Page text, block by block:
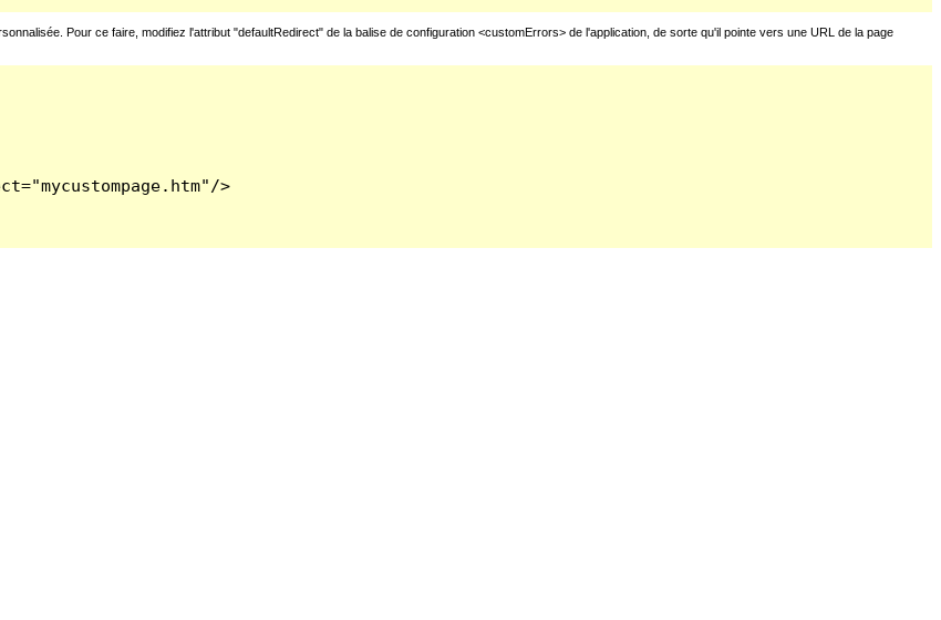
Pour ce faire, modifiez l'attribut "defaultRedirect" de la balise de configuration <customErrors> de l'application, de sorte qu'il pointe vers une URL de la page
>